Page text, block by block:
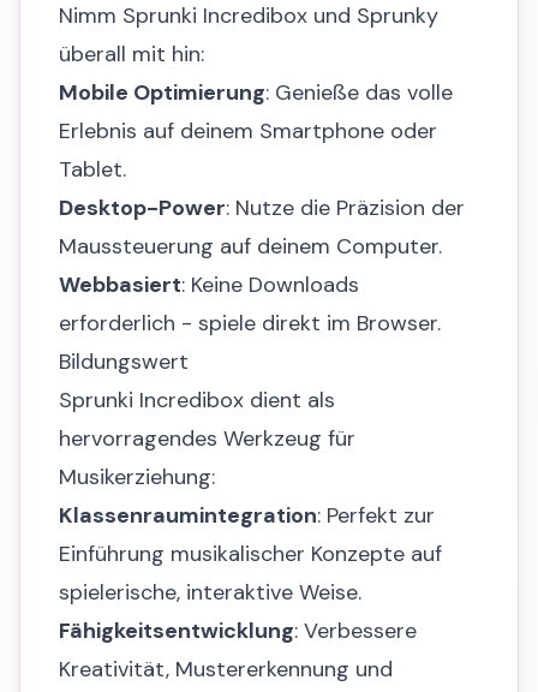
Nimm Sprunki Incredibox und Sprunky
überall mit hin:
Mobile Optimierung: Genieße das volle
Erlebnis auf deinem Smartphone oder
Tablet.
Desktop-Power: Nutze die Präzision der
Maussteuerung auf deinem Computer.
Webbasiert: Keine Downloads
erforderlich - spiele direkt im Browser.
Bildungswert
Sprunki Incredibox dient als
hervorragendes Werkzeug für
Musikerziehung:
Klassenraumintegration: Perfekt zur
Einführung musikalischer Konzepte auf
spielerische, interaktive Weise.
Fähigkeitsentwicklung: Verbessere
Kreativität, Mustererkennung und